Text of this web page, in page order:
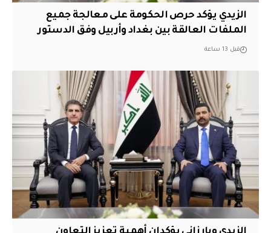
الزيدي يؤكد حرص الحكومة على معالجة جميع
الملفات العالقة بين بغداد وأربيل وفق الدستور
قبل 13 ساعة